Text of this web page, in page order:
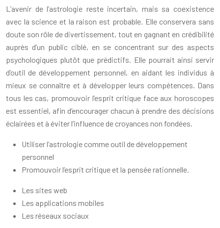
L’avenir de l’astrologie reste incertain, mais sa coexistence
avec la science et la raison est probable. Elle conservera sans
doute son rôle de divertissement, tout en gagnant en crédibilité
auprès d’un public ciblé, en se concentrant sur des aspects
psychologiques plutôt que prédictifs. Elle pourrait ainsi servir
d’outil de développement personnel, en aidant les individus à
mieux se connaître et à développer leurs compétences. Dans
tous les cas, promouvoir l’esprit critique face aux horoscopes
est essentiel, afin d’encourager chacun à prendre des décisions
éclairées et à éviter l’influence de croyances non fondées.
Utiliser l’astrologie comme outil de développement
personnel
Promouvoir l’esprit critique et la pensée rationnelle.
Les sites web
Les applications mobiles
Les réseaux sociaux